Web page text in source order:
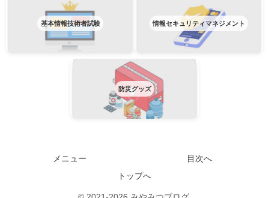
基本情報技術者試験 情報セキュリティマネジメント
防災グッズ
メニュー
目次へ
トップへ